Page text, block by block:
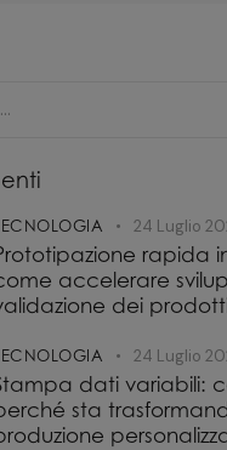
24 Luglio
rapida
accelerare
dei
24 Luglio
dati variabili:
sta